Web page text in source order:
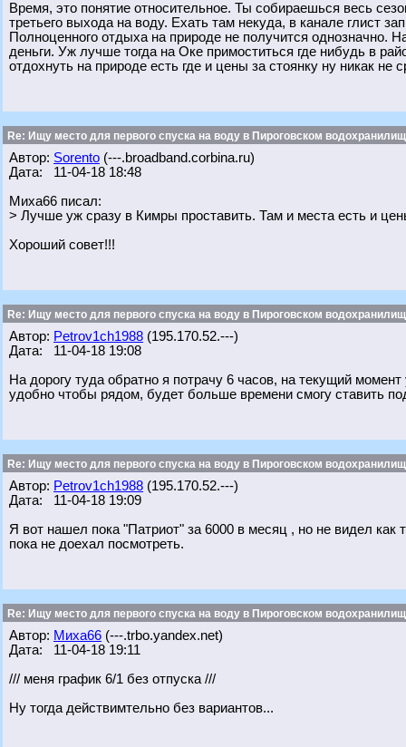
Время, это понятие относительное. Ты собираешься весь
третьего выхода на воду. Ехать там некуда, в канале глист
Полноценного отдыха на природе не получится однозначно.
деньги. Уж лучше тогда на Оке примоститься где нибудь в
отдохнуть на природе есть где и цены за стоянку ну никак не
Re: Ищу место для первого спуска на воду в Пироговском
Автор: Sorento (---.broadband.corbina.ru)
Дата: 11-04-18 18:48
Миха66 писал:
> Лучше уж сразу в Кимры проставить. Там и места есть и
Хороший совет!!!
Re: Ищу место для первого спуска на воду в Пироговском
Автор: Petrov1ch1988 (195.170.52.---)
Дата: 11-04-18 19:08
На дорогу туда обратно я потрачу 6 часов, на текущий
удобно чтобы рядом, будет больше времени смогу ставить
Re: Ищу место для первого спуска на воду в Пироговском
Автор: Petrov1ch1988 (195.170.52.---)
Дата: 11-04-18 19:09
Я вот нашел пока "Патриот" за 6000 в месяц , но не видел
пока не доехал посмотреть.
Re: Ищу место для первого спуска на воду в Пироговском
Автор: Миха66 (---.trbo.yandex.net)
Дата: 11-04-18 19:11
/// меня график 6/1 без отпуска ///
Ну тогда действимтельно без вариантов...